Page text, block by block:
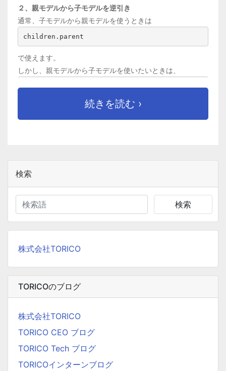
２、親モデルから子モデルを逆引き
通常、子モデルから親モデルを使うときは
children.parent
で使えます。
しかし、親モデルから子モデルを使いたいときは、
parent.children_set
とすれば使うことができます。
続きを読む ›
検索
検索
株式会社TORICO
TORICOのブログ
株式会社TORICO
TORICO CEO ブログ
TORICO Tech ブログ
TORICOインターンブログ